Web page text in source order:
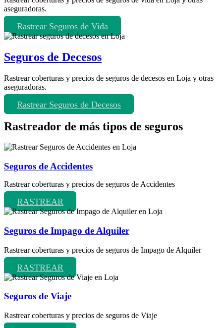
aseguradoras.
Rastrear Seguros de Vida
Seguros de Decesos
Rastrear coberturas y precios de seguros de decesos en Loja y otras
aseguradoras.
Rastrear Seguros de Decesos
Rastreador de más tipos de seguros
Seguros de Accidentes
Rastrear coberturas y precios de seguros de Accidentes
RASTREAR
Seguros de Impago de Alquiler
Rastrear coberturas y precios de seguros de Impago de Alquiler
RASTREAR
Seguros de Viaje
Rastrear coberturas y precios de seguros de Viaje